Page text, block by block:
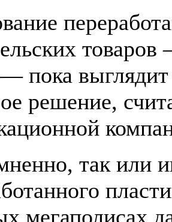
пока выглядит
решение,
так или
мегаполисах